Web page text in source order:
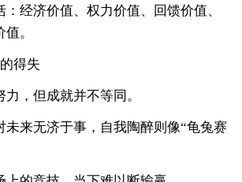
济价值、权力价值、回馈价值、
。
得失
，但成就并不等同。
来无济于事，自我陶醉则像“龟兔赛